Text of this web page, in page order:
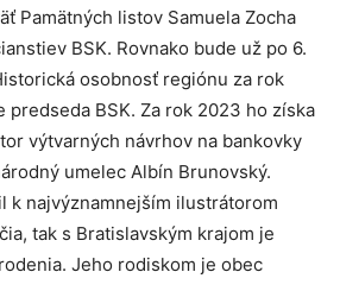
Pamätných listov Samuela Zocha
BSK. Rovnako bude už po 6.
osobnosť regiónu za rok
predseda BSK. Za rok 2023 ho získa
výtvarných návrhov na bankovky
umelec Albín Brunovský.
k najvýznamnejším ilustrátorom
tak s Bratislavským krajom je
Jeho rodiskom je obec